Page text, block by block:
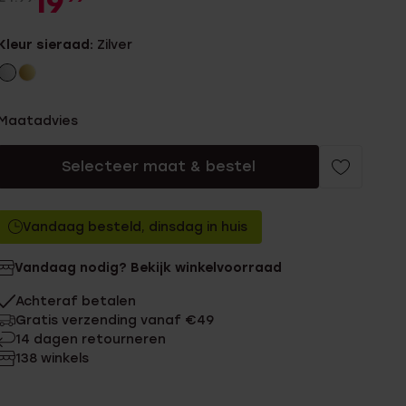
sieraad: Zilver
Selecteer maat & bestel
Vandaag besteld, dinsdag in huis
Vandaag nodig? Bekijk winkelvoorraad
Achteraf betalen
Gratis verzending vanaf €49
14 dagen retourneren
138 winkels